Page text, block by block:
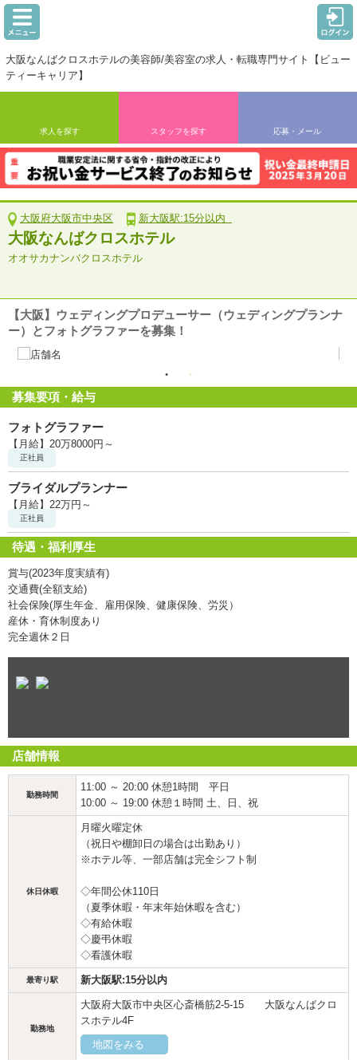
大阪なんばクロスホテルの美容師/美容室の求人・転職専門サイト【ビュー
ティーキャリア】
求人を探す スタッフを探す 応募・メール
大阪府大阪市中央区 新大阪駅:15分以内
大阪なんばクロスホテル
オオサカナンバクロスホテル
【大阪】ウェディングプロデューサー（ウェディングプランナ
ー）とフォトグラファーを募集！
募集要項・給与
フォトグラファー
【月給】20万8000円～
正社員
ブライダルプランナー
【月給】22万円～
正社員
待遇・福利厚生
賞与(2023年度実績有)
交通費(全額支給)
社会保険(厚生年金、雇用保険、健康保険、労災）
産休・育休制度あり
完全週休２日
店舗情報
勤務時間
11:00 ～ 20:00 休憩1時間 平日
10:00 ～ 19:00 休憩１時間 土、日、祝
休日休暇
月曜火曜定休
（祝日や棚卸日の場合は出勤あり）
※ホテル等、一部店舗は完全シフト制
◇年間公休110日
（夏季休暇・年末年始休暇を含む）
◇有給休暇
◇慶弔休暇
◇看護休暇
最寄り駅 新大阪駅:15分以内
勤務地
大阪府大阪市中央区心斎橋筋2-5-15 大阪なんばクロ
スホテル4F
地図をみる